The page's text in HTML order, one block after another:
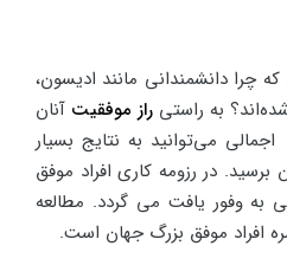
چرا دانشمندانی مانند ادیسون،
به راستی راز موفقیت آنان
می‌توانید به نتایج بسیار
برسید. در رزومه کاری افراد موفق
به وفور یافت می گردد. مطالعه
افراد موفق بزرگ جهان است.